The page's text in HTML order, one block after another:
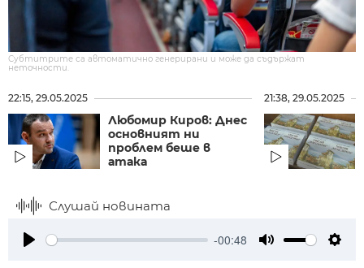
Субтитрите са автоматично генерирани и може да съдържат
неточности.
22:15, 29.05.2025
Любомир Киров: Днес
основният ни
проблем беше в
атака
21:38, 29.05.2025
Слушай новината
-00:48